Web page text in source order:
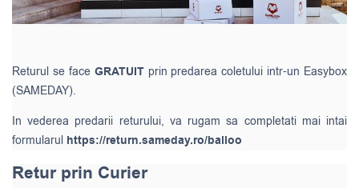
Returul se face GRATUIT prin predarea coletului intr-un Easybox
(SAMEDAY).
In vederea predarii returului, va rugam sa completati mai intai
formularul https://return.sameday.ro/balloo
Retur prin Curier